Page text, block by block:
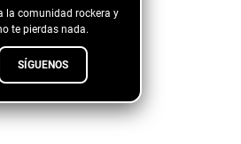
la comunidad rockera y
te pierdas nada.
SÍGUENOS
We Are